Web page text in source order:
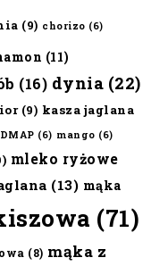
(9) chorizo (6)
(11)
(16) dynia (22)
(9) kasza jaglana
(6) mango (6)
mleko ryżowe
(13) mąka
(71)
(8) mąka z